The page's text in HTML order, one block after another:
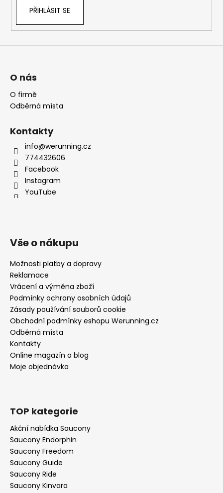
PŘIHLÁSIT SE
O nás
O firmě
Odběrná místa
Kontakty
info@werunning.cz
774432606
Facebook
Instagram
YouTube
Vše o nákupu
Možnosti platby a dopravy
Reklamace
Vrácení a výměna zboží
Podmínky ochrany osobních údajů
Zásady používání souborů cookie
Obchodní podmínky eshopu Werunning.cz
Odběrná místa
Kontakty
Online magazín a blog
Moje objednávka
TOP kategorie
Akční nabídka Saucony
Saucony Endorphin
Saucony Freedom
Saucony Guide
Saucony Ride
Saucony Kinvara